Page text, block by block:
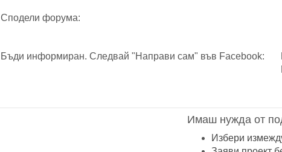
Сподели форума:
Бъди информиран. Следвай "Направи сам" във Facebook:
Имаш нужда от
Избери